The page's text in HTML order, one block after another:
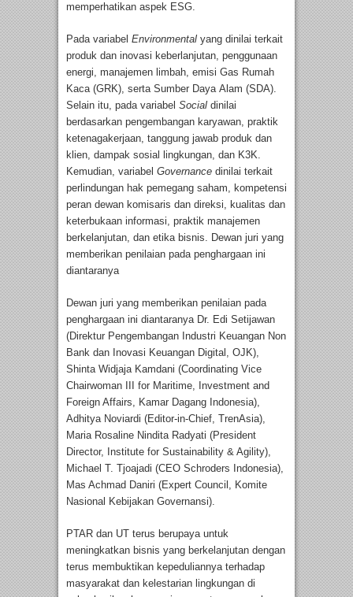
memperhatikan aspek ESG.
Pada variabel Environmental yang dinilai terkait
produk dan inovasi keberlanjutan, penggunaan
energi, manajemen limbah, emisi Gas Rumah
Kaca (GRK), serta Sumber Daya Alam (SDA).
Selain itu, pada variabel Social dinilai
berdasarkan pengembangan karyawan, praktik
ketenagakerjaan, tanggung jawab produk dan
klien, dampak sosial lingkungan, dan K3K.
Kemudian, variabel Governance dinilai terkait
perlindungan hak pemegang saham, kompetensi
peran dewan komisaris dan direksi, kualitas dan
keterbukaan informasi, praktik manajemen
berkelanjutan, dan etika bisnis. Dewan juri yang
memberikan penilaian pada penghargaan ini
diantaranya
Dewan juri yang memberikan penilaian pada
penghargaan ini diantaranya Dr. Edi Setijawan
(Direktur Pengembangan Industri Keuangan Non
Bank dan Inovasi Keuangan Digital, OJK),
Shinta Widjaja Kamdani (Coordinating Vice
Chairwoman III for Maritime, Investment and
Foreign Affairs, Kamar Dagang Indonesia),
Adhitya Noviardi (Editor-in-Chief, TrenAsia),
Maria Rosaline Nindita Radyati (President
Director, Institute for Sustainability & Agility),
Michael T. Tjoajadi (CEO Schroders Indonesia),
Mas Achmad Daniri (Expert Council, Komite
Nasional Kebijakan Governansi).
PTAR dan UT terus berupaya untuk
meningkatkan bisnis yang berkelanjutan dengan
terus membuktikan kepeduliannya terhadap
masyarakat dan kelestarian lingkungan di